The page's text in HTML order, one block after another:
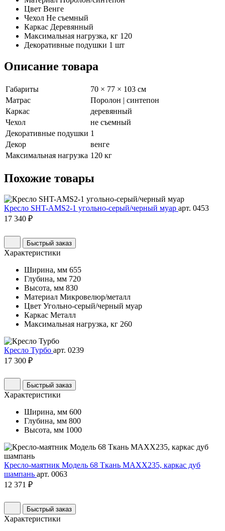
Цвет Венге
Чехол Не съемный
Каркас Деревянный
Максимальная нагрузка, кг 120
Декоративные подушки 1 шт
Описание товара
Габариты
70 × 77 × 103 см
Матрас
Поролон | синтепон
Каркас
деревянный
Чехол
не съемный
Декоративные подушки 1
Декор
венге
Максимальная нагрузка 120 кг
Похожие товары
Кресло SHT-AMS2-1 угольно-серый/черный муар арт. 0453
17 340 ₽
Быстрый заказ
Характеристики
Ширина, мм 655
Глубина, мм 720
Высота, мм 830
Материал Микровелюр/металл
Цвет Угольно-серый/черный муар
Каркас Металл
Максимальная нагрузка, кг 260
Кресло Турбо арт. 0239
17 300 ₽
Быстрый заказ
Характеристики
Ширина, мм 600
Глубина, мм 800
Высота, мм 1000
Кресло-маятник Модель 68 Ткань MAXX235, каркас дуб
шампань арт. 0063
12 371 ₽
Быстрый заказ
Характеристики